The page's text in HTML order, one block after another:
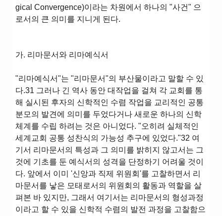
gical Convergence)이라는 차원에서 하나의 "사건" 으
로서의 큰 의미를 지니게 된다.
가. 리마문서와 리마예식서
"리마예식서"는 "리마문서"의 부산물이라고 말할 수 있
다.31 그러나 긴 역사 동안 대작업을 걸쳐 각 교회를 통
해 실시된 후자의 신학적인 수렴 작업을 교리적인 공통
분모의 발견에 의미를 두었다거나 새로운 하나의 신학
체계를 수립 하려는 것은 아니었다. "오히려 실체적인
세계교회 공통 성찬식의 가능성 추구에 있었다."32 여
기서 리마문서의 특성과 그 의미를 밝히지 않고서는 그
것에 기초를 둔 예식서의 성격을 단정하기 어려울 것이
다. 앞에서 이미 '신앙과 직제 위원회'를 고찰하면서 리
마문서를 낳은 모태로서의 위원회의 활동과 역할을 살
펴본 바 있지만, 그래서 여기서는 리마문서의 형성과정
이라고 할 수 있을 신학적 수렴의 발전 과정을 고찰함으